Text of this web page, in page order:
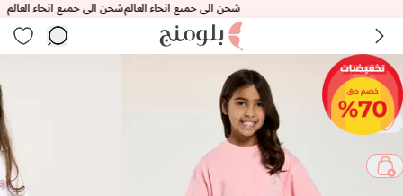
شحن الى جميع انحاء العالمشحن الى جميع انحاء العالم